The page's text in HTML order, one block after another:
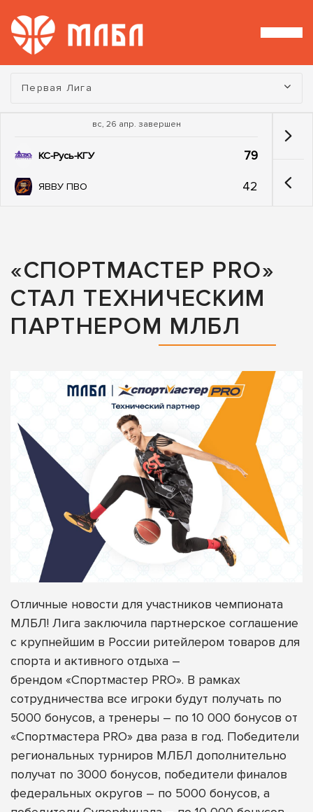
Турнир:
Первая Лига
вс, 26 апр. завершен
КС-Русь-КГУ 79
ЯВВУ ПВО 42
«СПОРТМАСТЕР PRO»
СТАЛ ТЕХНИЧЕСКИМ
ПАРТНЕРОМ МЛБЛ
Отличные новости для участников чемпионата
МЛБЛ! Лига заключила партнерское соглашение
с крупнейшим в России ритейлером товаров для
спорта и активного отдыха –
брендом «Спортмастер PRO». В рамках
сотрудничества все игроки будут получать по
5000 бонусов, а тренеры – по 10 000 бонусов от
«Спортмастера PRO» два раза в год. Победители
региональных турниров МЛБЛ дополнительно
получат по 3000 бонусов, победители финалов
федеральных округов – по 5000 бонусов, а